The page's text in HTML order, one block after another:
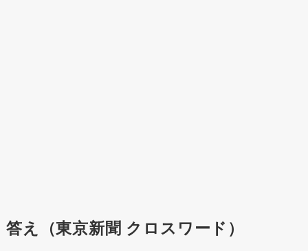
答え（東京新聞 クロスワード）